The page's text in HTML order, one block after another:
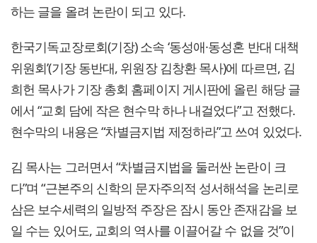
하는 글을 올려 논란이 되고 있다.
한국기독교장로회(기장) 소속 ‘동성애·동성혼 반대 대책
위원회’(기장 동반대, 위원장 김창환 목사)에 따르면, 김
희헌 목사가 기장 총회 홈페이지 게시판에 올린 해당 글
에서 “교회 담에 작은 현수막 하나 내걸었다”고 전했다.
현수막의 내용은 “차별금지법 제정하라”고 쓰여 있었다.
김 목사는 그러면서 “차별금지법을 둘러싼 논란이 크
다”며 “근본주의 신학의 문자주의적 성서해석을 논리로
삼은 보수세력의 일방적 주장은 잠시 동안 존재감을 보
일 수는 있어도, 교회의 역사를 이끌어갈 수 없을 것”이